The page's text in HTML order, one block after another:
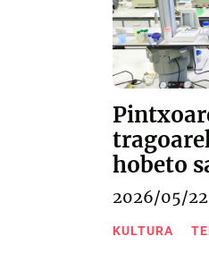
hobeto
2026/05/22
KULTURA